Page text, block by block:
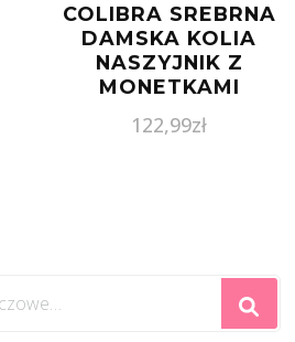
COLIBRA SREBRNA
DAMSKA KOLIA
NASZYJNIK Z
MONETKAMI
122,99zł